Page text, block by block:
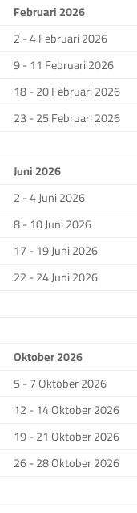
Februari 2026
2 - 4 Februari 2026
9 - 11 Februari 2026
18 - 20 Februari 2026
23 - 25 Februari 2026
Juni 2026
2 - 4 Juni 2026
8 - 10 Juni 2026
17 - 19 Juni 2026
22 - 24 Juni 2026
Oktober 2026
5 - 7 Oktober 2026
12 - 14 Oktober 2026
19 - 21 Oktober 2026
26 - 28 Oktober 2026